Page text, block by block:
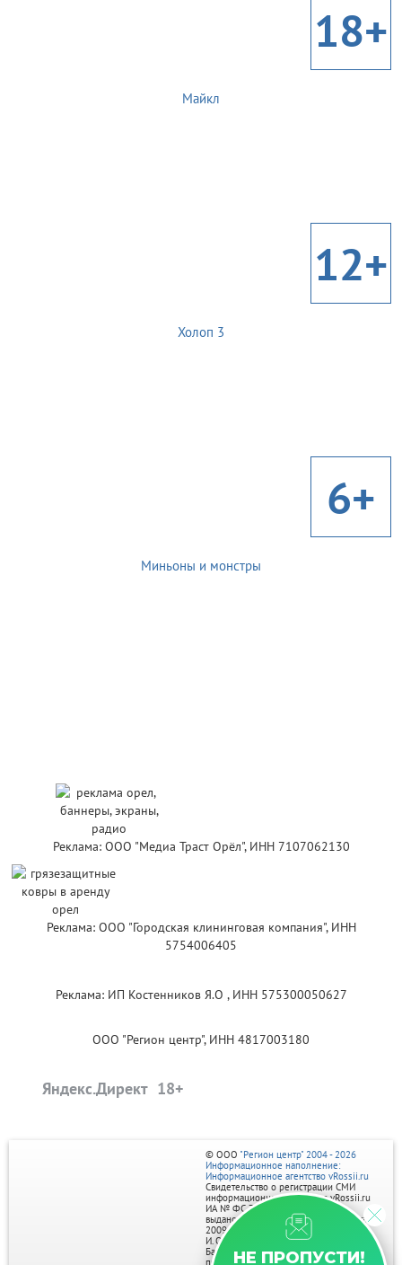
18+
Майкл
12+
Холоп 3
6+
Миньоны и монстры
Реклама: ООО "Медиа Траст Орёл", ИНН 7107062130
Реклама: ООО "Городская клининговая компания", ИНН
5754006405
Реклама: ИП Костенников Я.О , ИНН 575300050627
ООО "Регион центр", ИНН 4817003180
Яндекс.Директ
НЕ ПРОПУСТИ!
© ООО "Регион центр" 2004 - 2026
Информационное наполнение:
Информационное агентство vRossii.ru
Свидетельство о регистрации СМИ
информационного агентства vRossii.ru
ИА № ФС 77‑35502
выдано РОСКОМНАДЗОРом 04 марта
2009г.
И. О. Главного редактора Нарыков А. Н.
Баннеры на портале размещаются на
правах рекламы.